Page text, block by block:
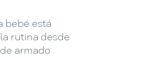
bebé está
rutina desde
armado